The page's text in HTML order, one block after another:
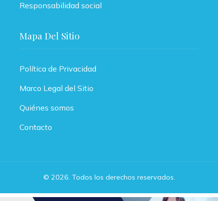
Responsabilidad social
Mapa Del Sitio
Política de Privacidad
Marco Legal del Sitio
Quiénes somos
Contacto
© 2026. Todos los derechos reservados.